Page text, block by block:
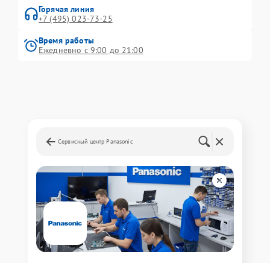
Горячая линия
+7 (495) 023-73-25
Время работы
Ежедневно с 9:00 до 21:00
Сервисный центр Panasonic